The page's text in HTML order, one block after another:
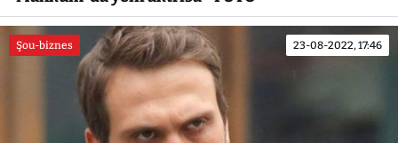
Şou-biznes 23-08-2022, 17:46